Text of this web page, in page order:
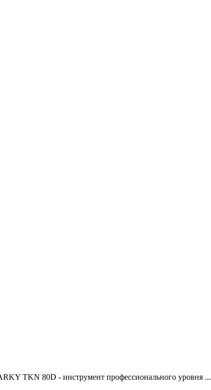
TKN 80D - инструмент профессионального уровня ...